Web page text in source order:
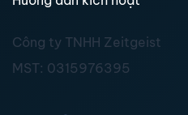
Công ty TNHH Zeitgeist
MST: 0315976395